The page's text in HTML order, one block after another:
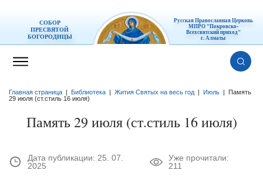
СОБОР
ПРЕСВЯТОЙ
БОГОРОДИЦЫ
Русская Православная Церковь
МПРО "Покровско-
Всехсвятский приход"
г. Алматы
Главная страница Библиотека Жития Святых на весь год| Июль
Память
29 июля (ст.стиль 16 июля)
Память 29 июля (ст.стиль 16 июля)
Дата публикации: 25. 07.
2025
Уже прочитали:
211